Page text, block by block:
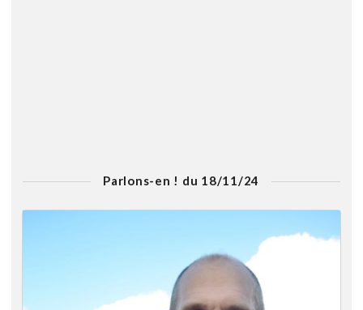
Parlons-en ! du 18/11/24